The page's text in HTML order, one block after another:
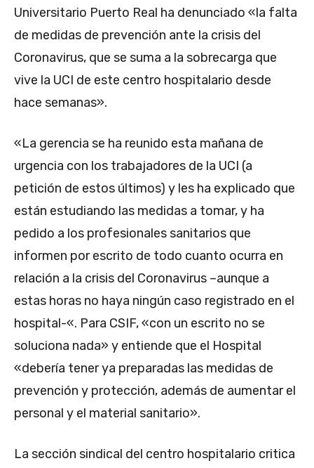
Universitario Puerto Real ha denunciado «la falta
de medidas de prevención ante la crisis del
Coronavirus, que se suma a la sobrecarga que
vive la UCI de este centro hospitalario desde
hace semanas».
«La gerencia se ha reunido esta mañana de
urgencia con los trabajadores de la UCI (a
petición de estos últimos) y les ha explicado que
están estudiando las medidas a tomar, y ha
pedido a los profesionales sanitarios que
informen por escrito de todo cuanto ocurra en
relación a la crisis del Coronavirus –aunque a
estas horas no haya ningún caso registrado en el
hospital-«. Para CSIF, «con un escrito no se
soluciona nada» y entiende que el Hospital
«debería tener ya preparadas las medidas de
prevención y protección, además de aumentar el
personal y el material sanitario».
La sección sindical del centro hospitalario critica